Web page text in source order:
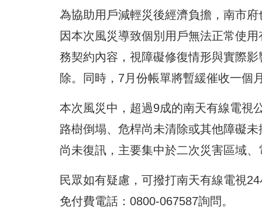
為協助用戶減輕災後經濟負擔，南市
因本次風災導致個別用戶無法正常使
務契約內容，視障礙修復情形與實際
除。同時，7月份帳單將暫緩催收一個
本次風災中，超過9成的南天有線電視
路樹倒塌、危桿尚未清除或其他障礙
尚未復訊，主要集中於二次災害區域
民眾如有疑慮，可撥打南天有線電視
免付費電話：0800-067587詢問。